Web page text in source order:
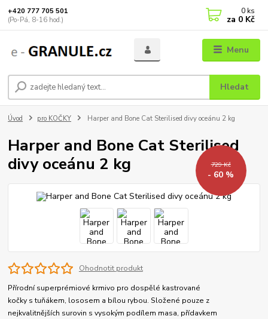
Menu
Hledat
+420 777 705 501
(Po-Pá, 8-16 hod.)
0 ks
za 0 Kč
Úvod pro KOČKY Harper and Bone Cat Sterilised divy oceánu 2 kg
Harper and Bone Cat Sterilised
divy oceánu 2 kg
729 Kč
- 60 %
Ohodnotit produkt
Přírodní superprémiové krmivo pro dospělé kastrované
kočky s tuňákem, lososem a bílou rybou. Složené pouze z
nejkvalitnějších surovin s vysokým podílem masa, přídavkem